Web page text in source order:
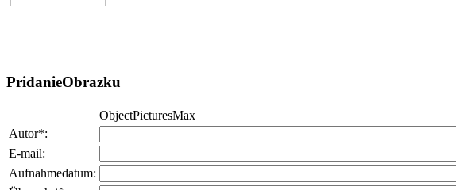
PridanieObrazku
ObjectPicturesMax
Autor*:
E-mail:
Aufnahmedatum: